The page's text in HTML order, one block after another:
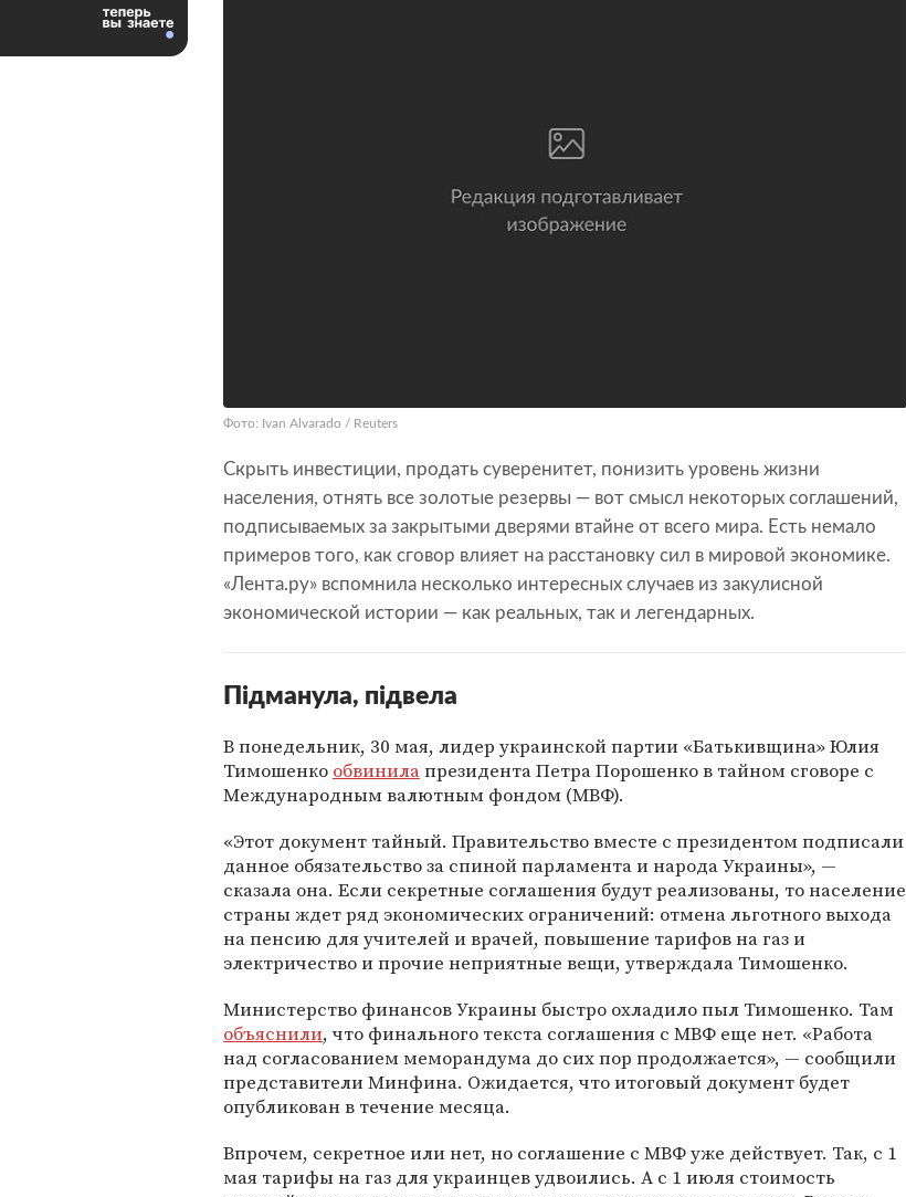
Фото: Ivan Alvarado / Reuters
Скрыть инвестиции, продать суверенитет, понизить уровень жизни
населения, отнять все золотые резервы — вот смысл некоторых соглашений,
подписываемых за закрытыми дверями втайне от всего мира. Есть немало
примеров того, как сговор влияет на расстановку сил в мировой экономике.
«Лента.ру» вспомнила несколько интересных случаев из закулисной
экономической истории — как реальных, так и легендарных.
Пiдманула, пiдвела
В понедельник, 30 мая, лидер украинской партии «Батькивщина» Юлия
Тимошенко обвинилапрезидента Петра Порошенко в тайном сговоре с
Международным валютным фондом (МВФ).
«Этот документ тайный. Правительство вместе с президентом подписали
данное обязательство за спиной парламента и народа Украины», —
сказала она. Если секретные соглашения будут реализованы, то население
страны ждет ряд экономических ограничений: отмена льготного выхода
на пенсию для учителей и врачей, повышение тарифов на газ и
электричество и прочие неприятные вещи, утверждала Тимошенко.
Министерство финансов Украины быстро охладило пыл Тимошенко. Там
объяснили, что финального текста соглашения с МВФ еще нет. «Работа
над согласованием меморандума до сих пор продолжается», — сообщили
представители Минфина. Ожидается, что итоговый документ будет
опубликован в течение месяца.
Впрочем, секретное или нет, но соглашение с МВФ уже действует. Так, с 1
мая тарифы на газ для украинцев удвоились. А с 1 июля стоимость